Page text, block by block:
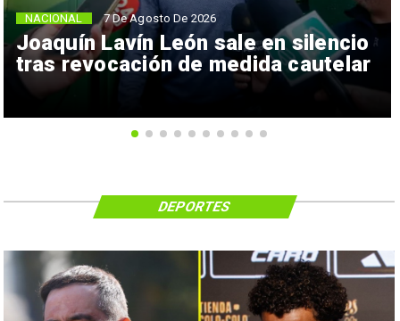
Joaquín Lavín León sale en silencio
tras revocación de medida cautelar
NACIONAL 7 De Agosto De 2026
DEPORTES